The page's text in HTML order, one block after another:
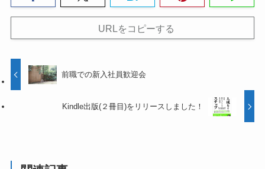
URLをコピーする
前職での新入社員歓迎会
Kindle出版(２冊目)をリリースしました！